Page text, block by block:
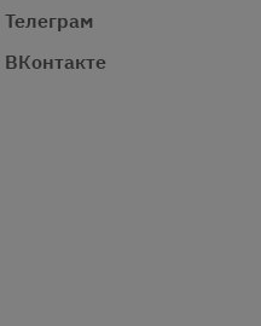
Телеграм
ВКонтакте